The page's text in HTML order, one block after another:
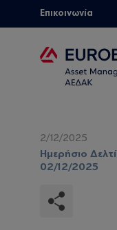
Επικοινωνία
2/12/2025
Ημερήσιο
02/12/2025